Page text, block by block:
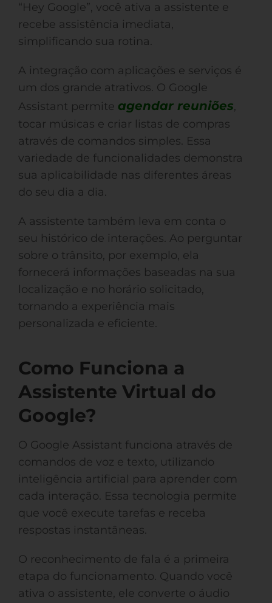
“Hey Google”, você ativa a assistente e
recebe assistência imediata,
simplificando sua rotina.
A integração com aplicações e serviços é
um dos grande atrativos. O Google
Assistant permite agendar reuniões,
tocar músicas e criar listas de compras
através de comandos simples. Essa
variedade de funcionalidades demonstra
sua aplicabilidade nas diferentes áreas
do seu dia a dia.
A assistente também leva em conta o
seu histórico de interações. Ao perguntar
sobre o trânsito, por exemplo, ela
fornecerá informações baseadas na sua
localização e no horário solicitado,
tornando a experiência mais
personalizada e eficiente.
Como Funciona a
Assistente Virtual do
Google?
O Google Assistant funciona através de
comandos de voz e texto, utilizando
inteligência artificial para aprender com
cada interação. Essa tecnologia permite
que você execute tarefas e receba
respostas instantâneas.
O reconhecimento de fala é a primeira
etapa do funcionamento. Quando você
ativa o assistente, ele converte o áudio